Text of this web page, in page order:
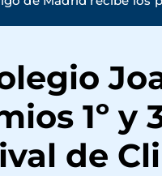
1º y
de